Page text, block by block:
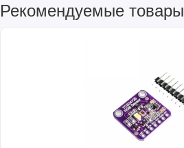
два остальных – боковой (земля).
Рекомендуемые товары